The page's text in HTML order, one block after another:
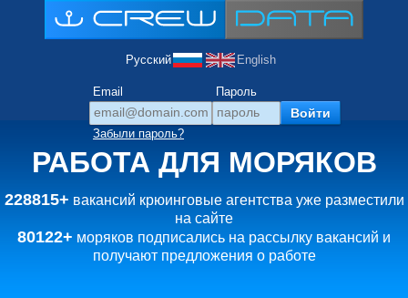
Русский English
Email Пароль
Забыли пароль?
РАБОТА ДЛЯ МОРЯКОВ
228815+ вакансий крюинговые агентства уже разместили
на сайте
80122+ моряков подписались на рассылку вакансий и
получают предложения о работе